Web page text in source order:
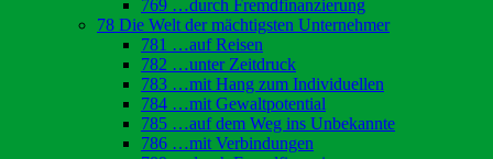
769 …durch Fremdfinanzierung
78 Die Welt der mächtigsten Unternehmer
781 …auf Reisen
782 …unter Zeitdruck
783 …mit Hang zum Individuellen
784 …mit Gewaltpotential
785 …auf dem Weg ins Unbekannte
786 …mit Verbindungen